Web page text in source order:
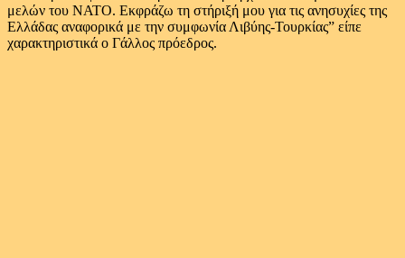
μελών του ΝΑΤΟ. Εκφράζω τη στήριξή μου για τις ανησυχίες της
Ελλάδας αναφορικά με την συμφωνία Λιβύης-Τουρκίας” είπε
χαρακτηριστικά ο Γάλλος πρόεδρος.